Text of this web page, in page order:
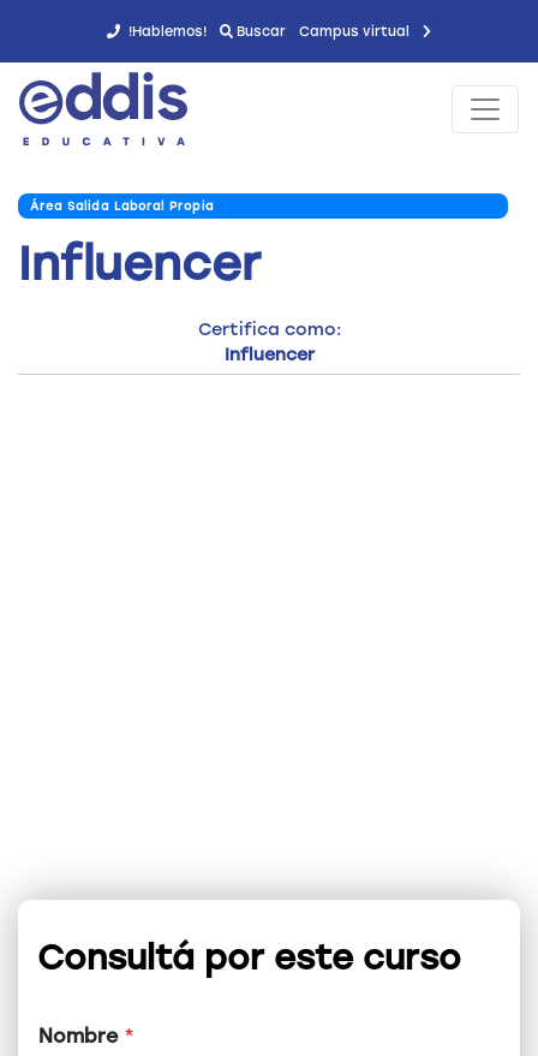
!Hablemos! Buscar Campus virtual
Área Salida Laboral Propia
Influencer
Certifica como:
Influencer
Consultá por este curso
Nombre *